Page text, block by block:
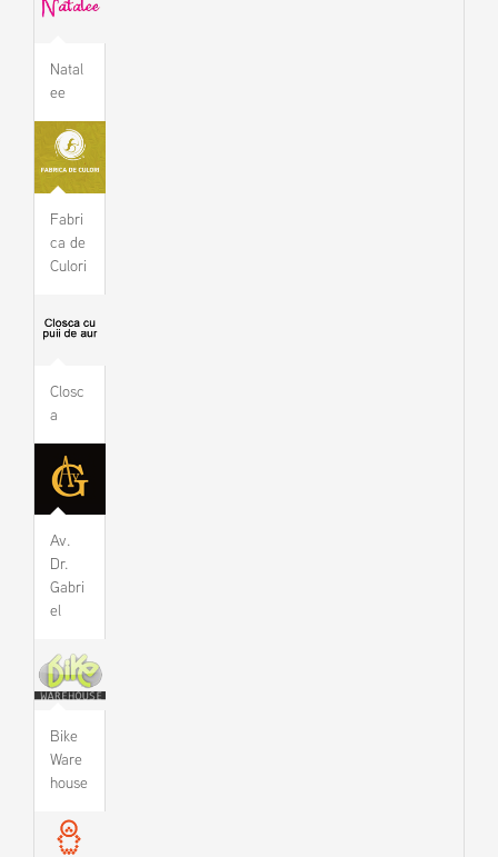
Natal
ee
Fabri
ca de
Culori
Closc
a
Av.
Dr.
Gabri
el
Bike
Ware
house